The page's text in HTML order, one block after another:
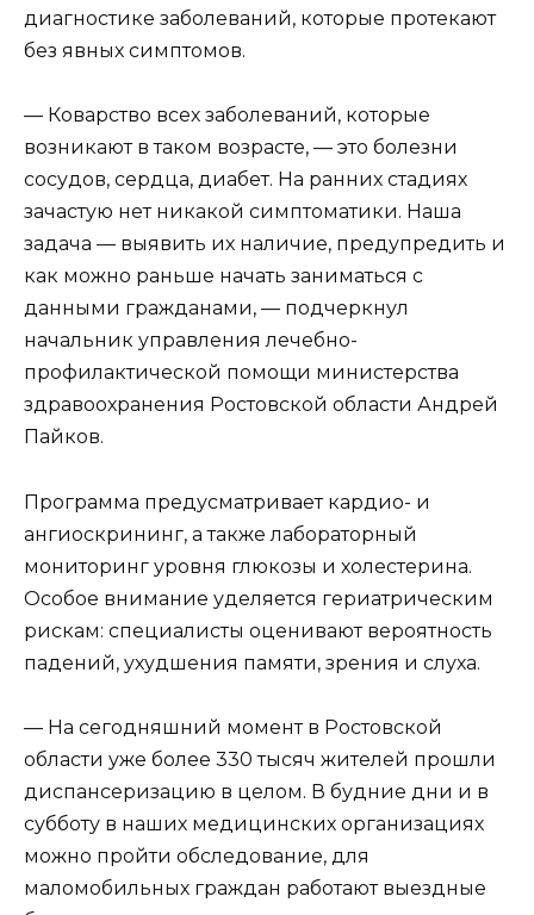
диагностике заболеваний, которые протекают
без явных симптомов.
— Коварство всех заболеваний, которые
возникают в таком возрасте, — это болезни
сосудов, сердца, диабет. На ранних стадиях
зачастую нет никакой симптоматики. Наша
задача — выявить их наличие, предупредить и
как можно раньше начать заниматься с
данными гражданами, — подчеркнул
начальник управления лечебно-
профилактической помощи министерства
здравоохранения Ростовской области Андрей
Пайков.
Программа предусматривает кардио- и
ангиоскрининг, а также лабораторный
мониторинг уровня глюкозы и холестерина.
Особое внимание уделяется гериатрическим
рискам: специалисты оценивают вероятность
падений, ухудшения памяти, зрения и слуха.
— На сегодняшний момент в Ростовской
области уже более 330 тысяч жителей прошли
диспансеризацию в целом. В будние дни и в
субботу в наших медицинских организациях
можно пройти обследование, для
маломобильных граждан работают выездные